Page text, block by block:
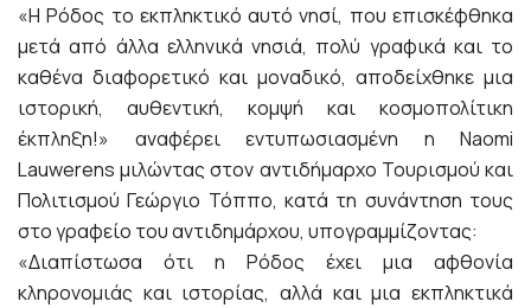
«Η Ρόδος το εκπληκτικό αυτό νησί, που επισκέφθηκα
μετά από άλλα ελληνικά νησιά, πολύ γραφικά και το
καθένα διαφορετικό και μοναδικό, αποδείχθηκε μια
ιστορική, αυθεντική, κομψή και κοσμοπολίτικη
έκπληξη!» αναφέρει εντυπωσιασμένη η Naomi
Lauwerens μιλώντας στον αντιδήμαρχο Τουρισμού και
Πολιτισμού Γεώργιο Τόππο, κατά τη συνάντηση τους
στο γραφείο του αντιδημάρχου, υπογραμμίζοντας:
«Διαπίστωσα ότι η Ρόδος έχει μια αφθονία
κληρονομιάς και ιστορίας, αλλά και μια εκπληκτικά